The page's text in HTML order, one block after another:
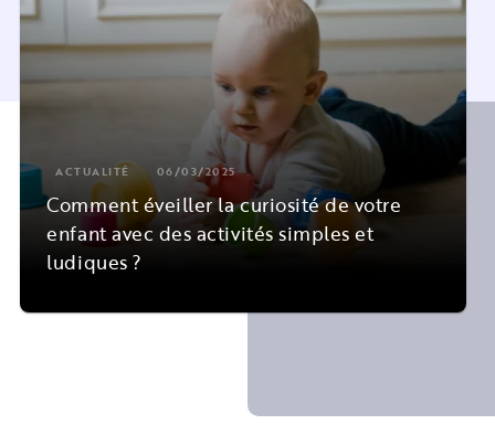
ACTUALITÉ 06/03/2025
Comment éveiller la curiosité de votre
enfant avec des activités simples et
ludiques ?